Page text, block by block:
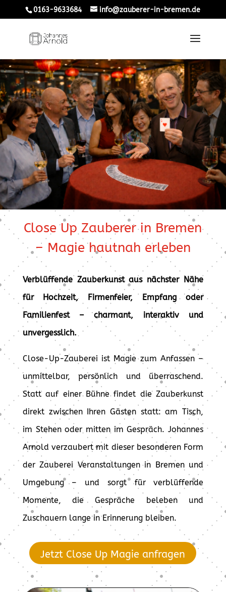
0163-9633684 info@zauberer-in-bremen.de
Close Up Zauberer in Bremen
– Magie hautnah erleben
Verblüffende Zauberkunst aus nächster Nähe
für Hochzeit, Firmenfeier, Empfang oder
Familienfest – charmant, interaktiv und
unvergesslich.
Close-Up-Zauberei ist Magie zum Anfassen –
unmittelbar, persönlich und überraschend.
Statt auf einer Bühne findet die Zauberkunst
direkt zwischen Ihren Gästen statt: am Tisch,
im Stehen oder mitten im Gespräch. Johannes
Arnold verzaubert mit dieser besonderen Form
der Zauberei Veranstaltungen in Bremen und
Umgebung – und sorgt für verblüffende
Momente, die Gespräche beleben und
Zuschauern lange in Erinnerung bleiben.
Jetzt Close Up Magie anfragen